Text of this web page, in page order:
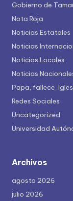
Gobierno de
Nota Roja
Noticias Estatales
Noticias
Noticias Locales
Noticias
Papa, fallece,
Redes Sociales
Uncategorized
Universidad
Archivos
agosto 2026
julio 2026